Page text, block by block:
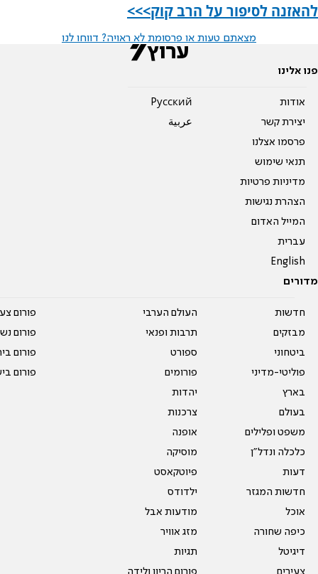
להאזנה לסיפור על הרב קוק>>>
מצאתם טעות או פרסומת לא ראויה? דווחו לנו
פנו אלינו
אודות
יצירת קשר
פרסמו אצלנו
תנאי שימוש
מדיניות פרטיות
הצהרת נגישות
המייל האדום
עברית
English
Pусский
عربية
מדורים
חדשות
מבזקים
ביטחוני
פוליטי-מדיני
בארץ
בעולם
משפט ופלילים
כלכלה ונדל"ן
דעות
חדשות המגזר
אוכל
כיפה שחורה
דיגיטל
צעירים
העולם הערבי
תרבות ופנאי
ספורט
פורומים
יהדות
צרכנות
אופנה
מוסיקה
פיוטקאסט
ילדודס
מודעות אבל
מזג אוויר
תגיות
פורום הריון ולידה
פורום
פורום
פורום
פורום